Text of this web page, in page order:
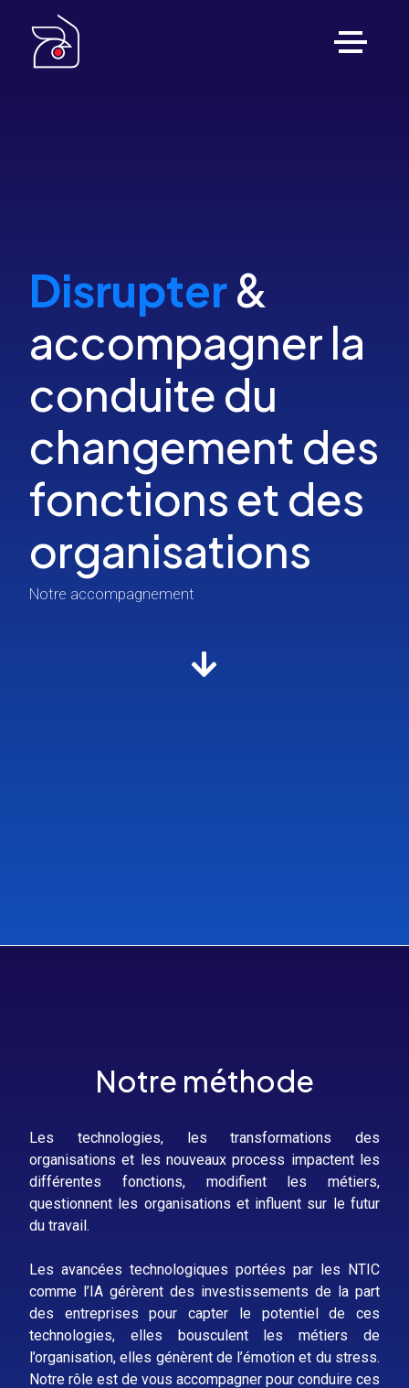
Disrupter&
accompagner la
conduite du
changement des
fonctions et des
organisations
Notre accompagnement
Notre méthode
Les technologies, les transformations des
organisations et les nouveaux process impactent les
différentes fonctions, modifient les métiers,
questionnent les organisations et influent sur le futur
du travail.
Les avancées technologiques portées par les NTIC
comme l’IA gérèrent des investissements de la part
des entreprises pour capter le potentiel de ces
technologies, elles bousculent les métiers de
l’organisation, elles génèrent de l’émotion et du stress.
Notre rôle est de vous accompagner pour conduire ces